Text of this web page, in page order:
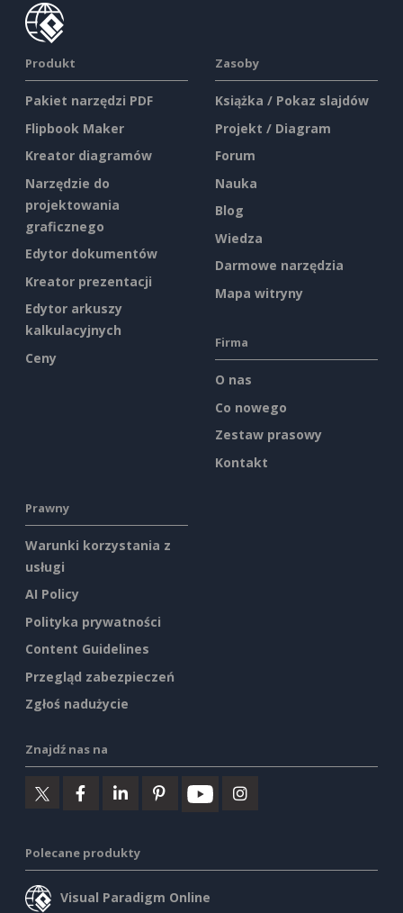
Produkt
Pakiet narzędzi PDF
Flipbook Maker
Kreator diagramów
Narzędzie do
projektowania
graficznego
Edytor dokumentów
Kreator prezentacji
Edytor arkuszy
kalkulacyjnych
Ceny
Zasoby
Książka / Pokaz slajdów
Projekt / Diagram
Forum
Nauka
Blog
Wiedza
Darmowe narzędzia
Mapa witryny
Firma
O nas
Co nowego
Zestaw prasowy
Kontakt
Prawny
Warunki korzystania z
usługi
AI Policy
Polityka prywatności
Content Guidelines
Przegląd zabezpieczeń
Zgłoś nadużycie
Znajdź nas na
Polecane produkty
Visual Paradigm Online